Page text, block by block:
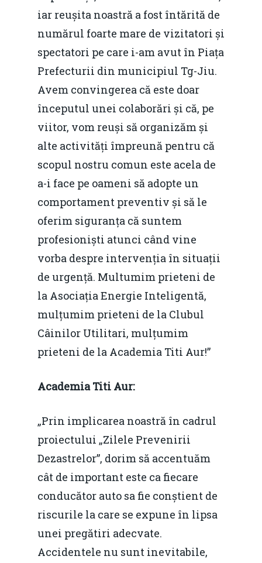
iar reușita noastră a fost întărită de
numărul foarte mare de vizitatori și
spectatori pe care i-am avut în Piața
Prefecturii din municipiul Tg-Jiu.
Avem convingerea că este doar
începutul unei colaborări și că, pe
viitor, vom reuși să organizăm și
alte activități împreună pentru că
scopul nostru comun este acela de
a-i face pe oameni să adopte un
comportament preventiv și să le
oferim siguranța că suntem
profesioniști atunci când vine
vorba despre intervenția în situații
de urgență. Multumim prieteni de
la Asociația Energie Inteligentă,
mulțumim prieteni de la Clubul
Câinilor Utilitari, mulțumim
prieteni de la Academia Titi Aur!”
Academia Titi Aur:
„Prin implicarea noastră în cadrul
proiectului „Zilele Prevenirii
Dezastrelor”, dorim să accentuăm
cât de important este ca fiecare
conducător auto sa fie conștient de
riscurile la care se expune în lipsa
unei pregătiri adecvate.
Accidentele nu sunt inevitabile,
Evenimente
Foto
Modelul economic
România – orizont
resurselor naturale
Piaţa gazelor naturale:
predictibilitate,
concurenţă.
Soluții de
IMM
Rolul băncilor în
IMM
Redresare vs.
Fiscalitate pentru o
Durabilă
Martie 2016
Martie 2015
Video
Marea Neagră în Noua
economie
Politici Europene în
Economie
Video Forum Marea
Piața gazelor naturale:
predictibilitate,
concurență.
EM360 Talk
Contact
Burse pentru
Contact
Daniel Apostol
Email: